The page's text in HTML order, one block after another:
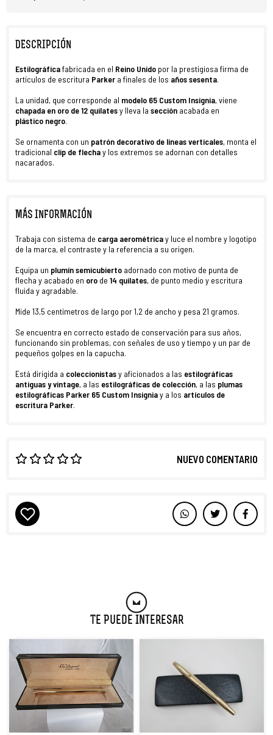
DESCRIPCIÓN
Estilográficafabricada en el Reino Unido por la prestigiosa firma de
artículos de escritura Parker a finales de los años sesenta.
La unidad, que corresponde al modelo 65 Custom Insignia, viene
chapada en oro de12 quilatesy lleva la sección acabada en
plástico negro.
Se ornamenta con un patrón decorativo de líneas verticales, monta el
tradicional clip de flechay los extremos se adornan con detalles
nacarados.
MÁS INFORMACIÓN
Trabaja con sistema de carga aerométricay luce el nombre y logotipo
de la marca, el contraste y la referencia a su origen.
Equipa un plumín semicubierto adornado con motivo de punta de
flecha y acabado en oro de 14 quilates, de punto medio y escritura
fluida y agradable.
Mide 13,5 centímetros de largo por 1,2 de ancho y pesa 21 gramos.
Se encuentra en correcto estado de conservación para sus años,
funcionando sin problemas, con señales de uso y tiempo y un par de
pequeños golpes en la capucha.
Está dirigida a coleccionistasy aficionados a las estilográficas
antiguas y vintage, a las estilográficas de colección, a las plumas
estilográficas Parker 65 Custom Insigniay a los artículos de
escritura Parker.
NUEVO COMENTARIO
Te Puede Interesar